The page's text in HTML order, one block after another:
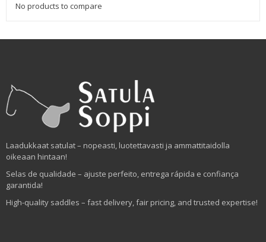
No products to compare
Laadukkaat satulat – nopeasti, luotettavasti ja ammattitaidolla
oikeaan hintaan!
Selas de qualidade – ajuste perfeito, entrega rápida e confiança
garantida!
High-quality saddles – fast delivery, fair pricing, and trusted expertise!